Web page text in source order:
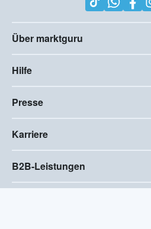
Über marktguru
Hilfe
Presse
Karriere
B2B-Leistungen